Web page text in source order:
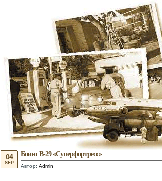
Боинг В-29 «Суперфортресс»
Автор: Admin
04
SEP